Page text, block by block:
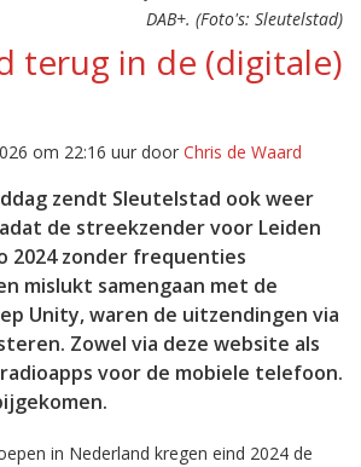
DAB+. (Foto's: Sleutelstad)
terug in de (digitale)
om 22:16 uur door Chris de Waard
zendt Sleutelstad ook weer
de streekzender voor Leiden
2024 zonder frequenties
mislukt samengaan met de
Unity, waren de uitzendingen via
Zowel via deze website als
voor de mobiele telefoon.
in Nederland kregen eind 2024 de